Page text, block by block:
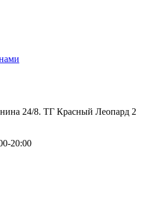
24/8. ТГ Красный Леопард 2
20:00